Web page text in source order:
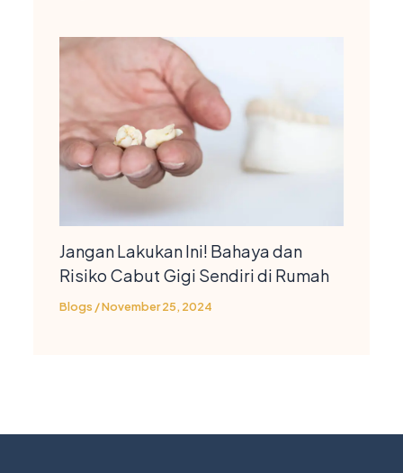
Jangan Lakukan Ini! Bahaya dan
Risiko Cabut Gigi Sendiri di Rumah
Blogs /November 25, 2024